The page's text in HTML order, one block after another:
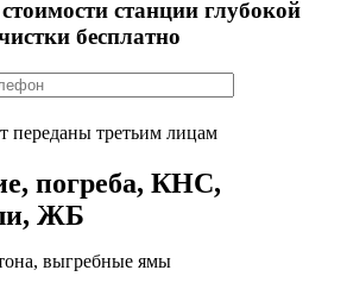
станции глубокой
бесплатно
переданы третьим лицам
погреба, КНС,
ЖБ
выгребные ямы